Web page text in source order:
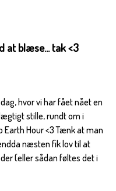
at blæse... tak <3
hvor vi har fået nået en
stille, rundt om i
Hour <3 Tænk at man
næsten fik lov til at
(eller sådan føltes det i